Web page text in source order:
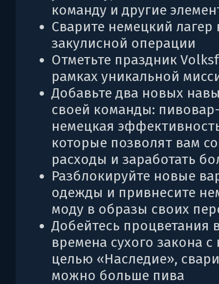
команду и другие
Сварите немецкий лагер
закулисной операции
Отметьте праздник
рамках уникальной
Добавьте два новых
своей команды:
немецкая
которые позволят вам
расходы и заработать
Разблокируйте новые
одежды и привнесите
моду в образы своих
Добейтесь процветания
времена сухого закона
целью «Наследие»,
можно больше пива